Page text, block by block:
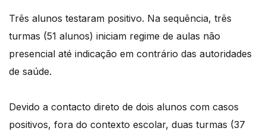
Três alunos testaram positivo. Na sequência, três
turmas (51 alunos) iniciam regime de aulas não
presencial até indicação em contrário das autoridades
de saúde.
Devido a contacto direto de dois alunos com casos
positivos, fora do contexto escolar, duas turmas (37